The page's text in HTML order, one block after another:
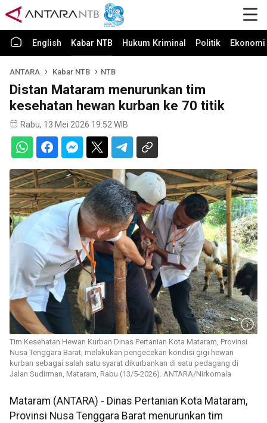
English Kabar NTB Hukum Kriminal Politik
ANTARA Kabar NTB NTB
Distan Mataram menurunkan tim
kesehatan hewan kurban ke 70 titik
Rabu, 13 Mei 2026 19:52 WIB
Tim Kesehatan Hewan Kurban Dinas Pertanian Kota Mataram, Provinsi
Nusa Tenggara Barat, melakukan pengecekan kondisi gigi hewan
kurban sebagai salah satu syarat dikurbankan di satu pedagang di
Jalan Sudirman, Mataram, Rabu (13/5-2026). ANTARA/Nirkomala
Mataram (ANTARA) - Dinas Pertanian Kota Mataram,
Provinsi Nusa Tenggara Barat menurunkan tim